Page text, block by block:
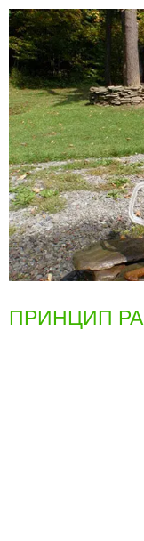
ПРИНЦИП